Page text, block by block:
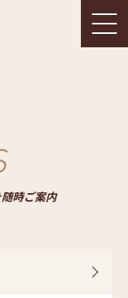
時ご案内